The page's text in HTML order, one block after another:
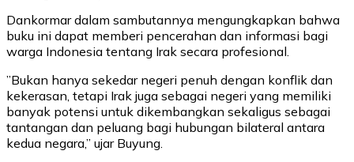
Dankormar dalam sambutannya mengungkapkan bahwa
buku ini dapat memberi pencerahan dan informasi bagi
warga Indonesia tentang Irak secara profesional.
”Bukan hanya sekedar negeri penuh dengan konflik dan
kekerasan, tetapi Irak juga sebagai negeri yang memiliki
banyak potensi untuk dikembangkan sekaligus sebagai
tantangan dan peluang bagi hubungan bilateral antara
kedua negara,” ujar Buyung.